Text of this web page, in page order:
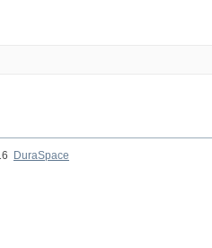
DuraSpace